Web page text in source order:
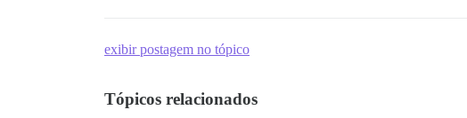
exibir postagem no tópico
Tópicos relacionados